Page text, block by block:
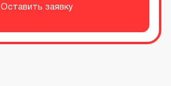
Оставить заявку